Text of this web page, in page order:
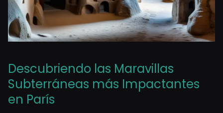
Descubriendo las Maravillas
Subterráneas más Impactantes
en París